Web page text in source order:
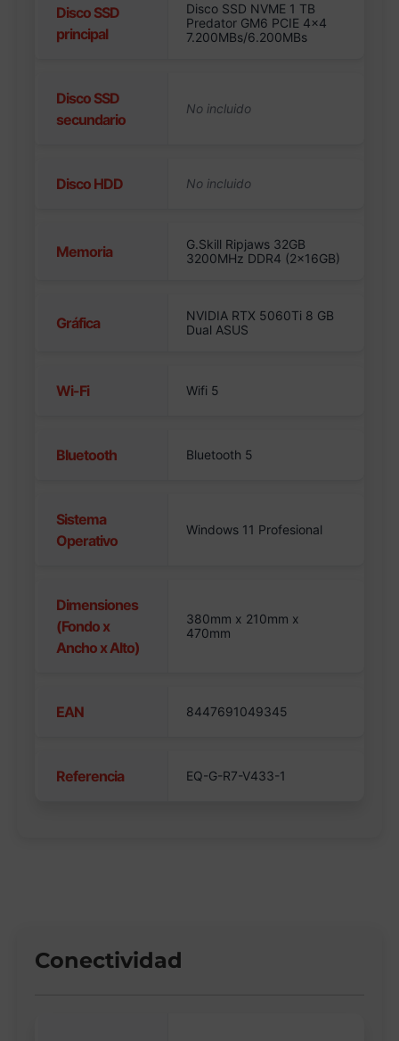
Disco SSD
principal
Disco SSD NVME 1 TB
Predator GM6 PCIE 4×4
7.200MBs/6.200MBs
Disco SSD
secundario
Disco HDD
Memoria
G.Skill Ripjaws 32GB
3200MHz DDR4 (2x16GB)
Gráfica
NVIDIA RTX 5060Ti 8 GB
Dual ASUS
Wi-Fi Wifi 5
Bluetooth Bluetooth 5
Sistema
Operativo
Windows 11 Profesional
Dimensiones
(Fondo x
Ancho x Alto)
380mm x 210mm x
470mm
EAN 8447691049345
Referencia EQ-G-R7-V433-1
Conectividad